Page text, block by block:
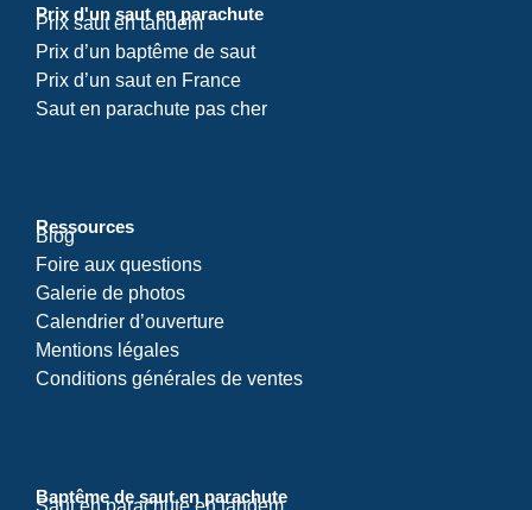
Prix d'un saut en parachute
Prix saut en tandem
Prix d’un baptême de saut
Prix d’un saut en France
Saut en parachute pas cher
Ressources
Blog
Foire aux questions
Galerie de photos
Calendrier d’ouverture
Mentions légales
Conditions générales de ventes
Baptême de saut en parachute